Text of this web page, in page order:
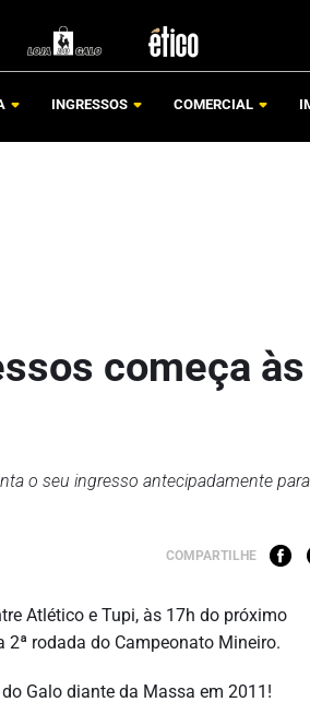
INGRESSOS COMERCIAL
começa às
o seu ingresso antecipadamente
COMPARTILHE
Atlético e Tupi, às 17h do próximo
2ª rodada do Campeonato Mineiro.
Galo diante da Massa em 2011!